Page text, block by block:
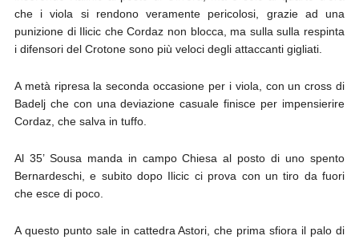
che i viola si rendono veramente pericolosi, grazie ad una
punizione di Ilicic che Cordaz non blocca, ma sulla sulla respinta
i difensori del Crotone sono più veloci degli attaccanti gigliati.
A metà ripresa la seconda occasione per i viola, con un cross di
Badelj che con una deviazione casuale finisce per impensierire
Cordaz, che salva in tuffo.
Al 35’ Sousa manda in campo Chiesa al posto di uno spento
Bernardeschi, e subito dopo Ilicic ci prova con un tiro da fuori
che esce di poco.
A questo punto sale in cattedra Astori, che prima sfiora il palo di